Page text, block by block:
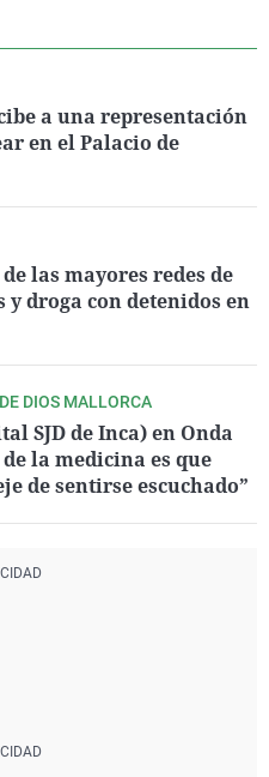
a una representación
en el Palacio de
las mayores redes de
droga con detenidos en
DIOS MALLORCA
SJD de Inca) en Onda
la medicina es que
de sentirse escuchado”